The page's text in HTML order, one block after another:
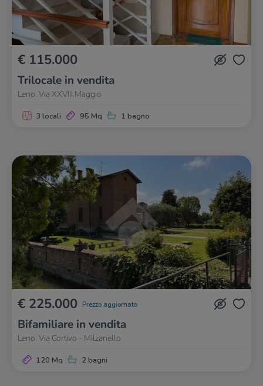
€ 115.000
Trilocale in vendita
Leno, Via XXVIII Maggio
3 locali 95 Mq 1 bagno
€ 225.000 Prezzo aggiornato
Bifamiliare in vendita
Leno, Via Cortivo - Milzanello
120 Mq 2 bagni